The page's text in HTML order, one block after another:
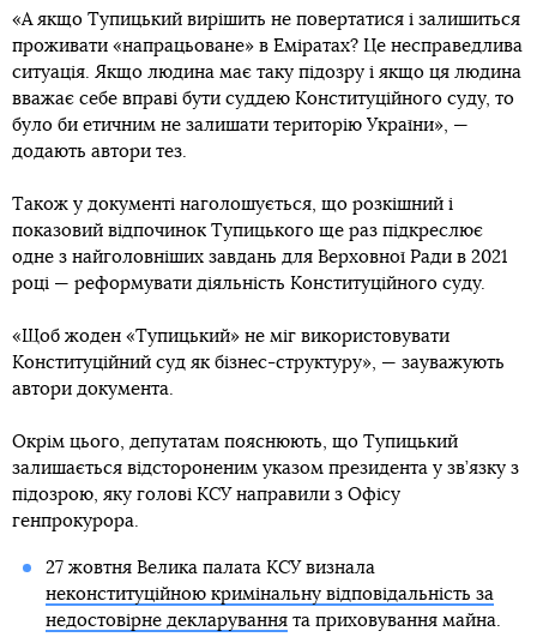
«А якщо Тупицький вирішить не повертатися і залишиться
проживати «напрацьоване» в Еміратах? Це несправедлива
ситуація. Якщо людина має таку підозру і якщо ця людина
вважає себе вправі бути суддею Конституційного суду, то
було би етичним не залишати територію України», —
додають автори тез.
Також у документі наголошується, що розкішний і
показовий відпочинок Тупицького ще раз підкреслює
одне з найголовніших завдань для Верховної Ради в 2021
році — реформувати діяльність Конституційного суду.
«Щоб жоден «Тупицький» не міг використовувати
Конституційний суд як бізнес-структуру», — зауважують
автори документа.
Окрім цього, депутатам пояснюють, що Тупицький
залишається відстороненим указом президента у зв’язку з
підозрою, яку голові КСУ направили з Офісу
генпрокурора.
27 жовтня Велика палата КСУ визнала
неконституційною кримінальну відповідальність за
недостовірне декларуваннята приховування майна.